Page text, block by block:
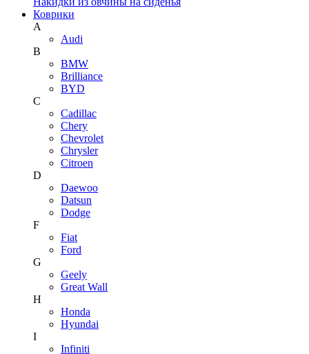
Коврики
A
Audi
B
BMW
Brilliance
BYD
C
Cadillac
Chery
Chevrolet
Chrysler
Citroen
D
Daewoo
Datsun
Dodge
F
Fiat
Ford
G
Geely
Great Wall
H
Honda
Hyundai
I
Infiniti